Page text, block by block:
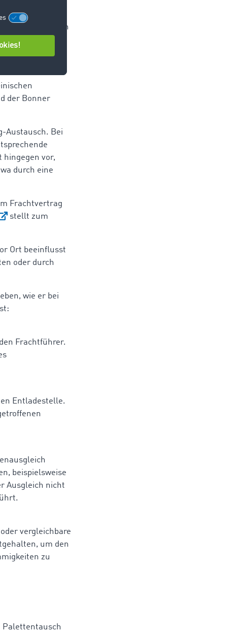
in der Regel an
vor
ist und
der Bonner
Austausch. Bei
vor,
durch eine
Frachtvertrag
stellt zum
Ort beeinflusst
oder durch
wie er bei
Frachtführer.
Entladestelle.
beispielsweise
Ausgleich nicht
vergleichbare
um den
zu
Palettentausch